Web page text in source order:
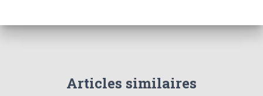
Articles similaires